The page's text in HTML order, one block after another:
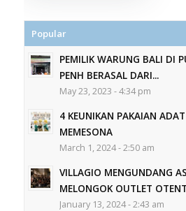
Popular
PEMILIK WARUNG BALI DI
PENH BERASAL DARI...
May 23, 2023 - 4:34 pm
4 KEUNIKAN PAKAIAN
MEMESONA
March 1, 2024 - 2:50 am
VILLAGIO MENGUNDANG
MELONGOK OUTLET
January 13, 2024 - 2:43 am